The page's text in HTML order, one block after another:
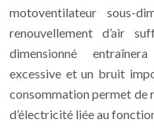
motoventilateur sous-
renouvellement d’air
dimensionné
excessive et un bruit
consommation permet de
d’électricité liée au